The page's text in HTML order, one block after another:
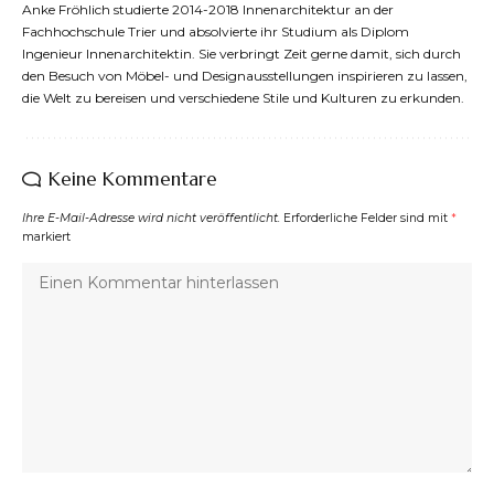
Anke Fröhlich studierte 2014-2018 Innenarchitektur an der
Fachhochschule Trier und absolvierte ihr Studium als Diplom
Ingenieur Innenarchitektin. Sie verbringt Zeit gerne damit, sich durch
den Besuch von Möbel- und Designausstellungen inspirieren zu lassen,
die Welt zu bereisen und verschiedene Stile und Kulturen zu erkunden.
Keine Kommentare
Ihre E-Mail-Adresse wird nicht veröffentlicht. Erforderliche Felder sind mit *
markiert